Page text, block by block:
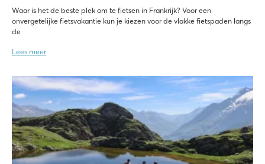
Waar is het de beste plek om te fietsen in Frankrijk? Voor een
onvergetelijke fietsvakantie kun je kiezen voor de vlakke fietspaden langs
de
Lees meer